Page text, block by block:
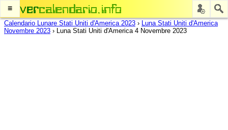
≡
Calendario Lunare Stati Uniti d'America 2023 › Luna Stati Uniti d'America
Novembre 2023 › Luna Stati Uniti d'America 4 Novembre 2023